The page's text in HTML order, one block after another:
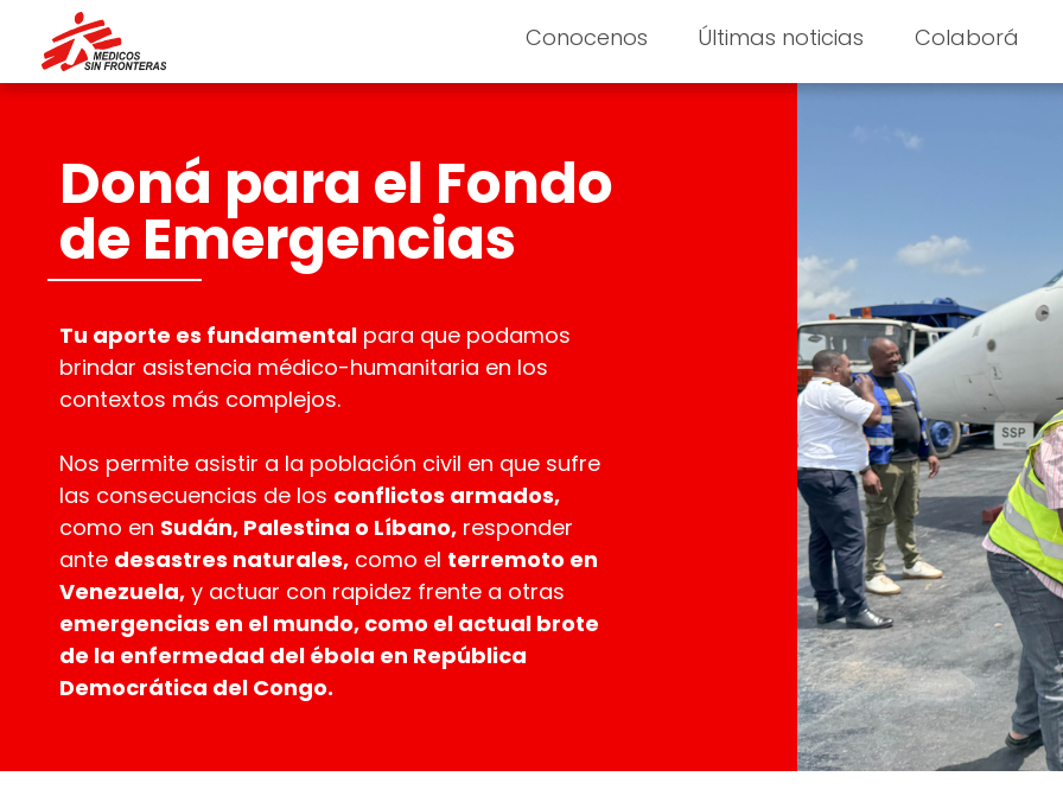
Conocenos Últimas noticias Colaborá
Doná para el Fondo
de Emergencias
Tu aporte es fundamental para que podamos
brindar asistencia médico-humanitaria en los
contextos más complejos.
Nos permite asistir a la población civil en que sufre
las consecuencias de los conflictos armados,
como en Sudán, Palestina o Líbano, responder
ante desastres naturales, como el terremoto en
Venezuela, y actuar con rapidez frente a otras
emergencias en el mundo, como el actual brote
de la enfermedad del ébola en República
Democrática del Congo.